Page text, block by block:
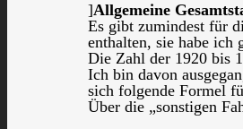
]Allgemeine
Es gibt zumindest für
enthalten, sie habe ich
Die Zahl der 1920 bis
Ich bin davon
sich folgende Formel
Über die „sonstigen